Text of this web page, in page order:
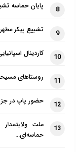
8 پایان حماسه
9 تشییع پیکر
10 کاردینال
11 روستاهای
12 حضور پاپ در
13
ملت
حماسه‌ای…